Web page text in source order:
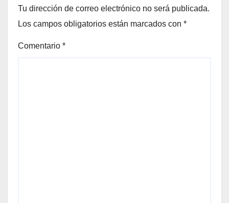
Tu dirección de correo electrónico no será publicada.
Los campos obligatorios están marcados con *
Comentario *